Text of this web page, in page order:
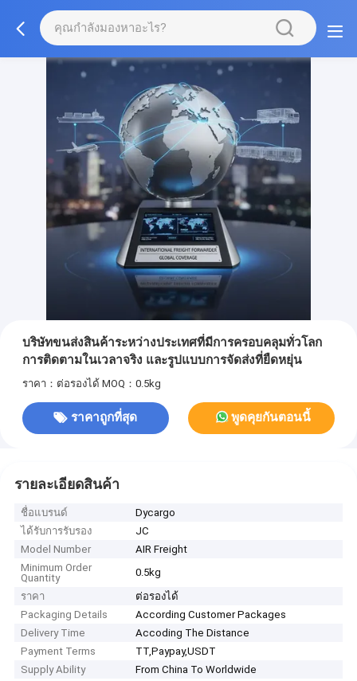
บริษัทขนส่งสินค้าระหว่างประเทศที่มีการครอบคลุมทั่วโลก
การติดตามในเวลาจริง และรูปแบบการจัดส่งที่ยืดหยุ่น
ราคา：ต่อรองได้ MOQ：0.5kg
ราคาถูกที่สุด พูดคุยกันตอนนี้
รายละเอียดสินค้า
ชื่อแบรนด์
Dycargo
ได้รับการรับรอง
JC
Model Number
AIR Freight
Minimum Order
Quantity
0.5kg
ราคา
ต่อรองได้
Packaging Details
According Customer Packages
Delivery Time
Accoding The Distance
Payment Terms
TT,Paypay,USDT
Supply Ability
From China To Worldwide